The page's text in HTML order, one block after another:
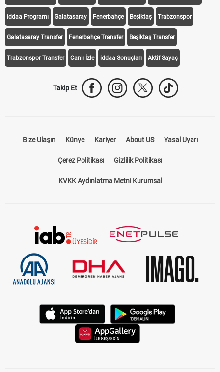
iddaa Programı Galatasaray Fenerbahçe Beşiktaş Trabzonspor
Galatasaray Transfer Fenerbahçe Transfer Beşiktaş Transfer
Trabzonspor Transfer Canlı İzle iddaa Sonuçları Aktif Sayaç
Takip Et
Bize Ulaşın Künye Kariyer About US Yasal Uyarı
Çerez Politikası Gizlilik Politikası
KVKK Aydınlatma Metni Kurumsal